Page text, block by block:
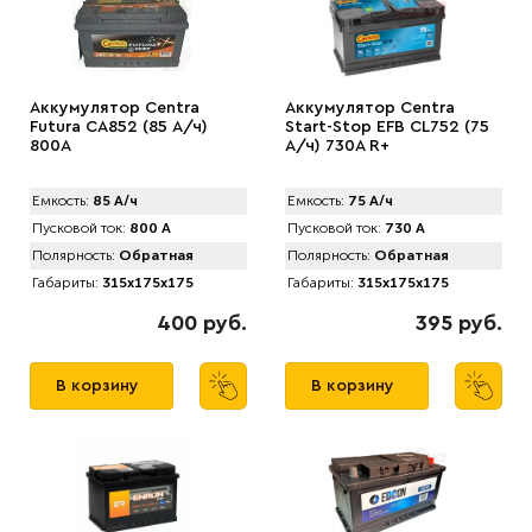
Аккумулятор Centra
Futura CA852 (85 А/ч)
800A
Емкость: 85 А/ч
Пусковой ток: 800 А
Полярность: Обратная
Габариты: 315x175x175
400 руб.
В корзину
Аккумулятор Centra
Start-Stop EFB CL752 (75
А/ч) 730A R+
Емкость: 75 А/ч
Пусковой ток: 730 А
Полярность: Обратная
Габариты: 315x175x175
395 руб.
В корзину